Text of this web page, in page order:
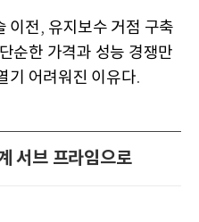
이전, 유지보수 거점 구축
단순한 가격과 성능 경쟁만
기 어려워진 이유다.
서브 프라임으로